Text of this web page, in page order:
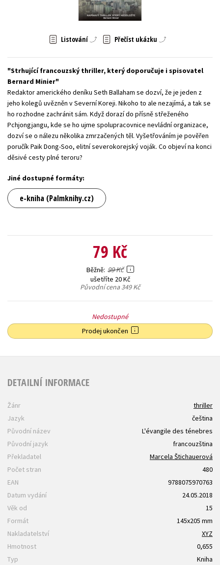
Zahraniční literatura
Všechny tituly
Listování Přečíst ukázku
Strhující francouzský thriller, který doporučuje i spisovatel
Bernard Minier
Redaktor amerického deníku Seth Ballaham se dozví, že je jeden z
jeho kolegů uvězněn v Severní Koreji. Nikoho to ale nezajímá, a tak se
ho rozhodne zachránit sám. Když dorazí do přísně střeženého
Pchjongjangu, kde se ho ujme spolupracovnice nevládní organizace,
dozví se o nálezu několika zmrzačených těl. Vyšetřováním je pověřen
poručík Paik Dong-Soo, elitní severokorejský voják. Co objeví na konci
děsivé cesty plné teroru?
Jiné dostupné formáty:
e-kniha (Palmknihy.cz)
79 Kč
Běžně 99 Kč
ušetříte 20 Kč
Původní cena349 Kč
Nedostupné
Prodej ukončen
DETAILNÍ INFORMACE
Žánr
thriller
Jazyk
čeština
Původní název
L'évangile des ténebres
Původní jazyk
francouzština
Překladatel
Marcela Štichauerová
Počet stran
480
EAN
9788075970763
Datum vydání
24.05.2018
Věk od
15
Formát
145x205 mm
Nakladatelství
XYZ
Hmotnost
0,655
Typ
Kniha